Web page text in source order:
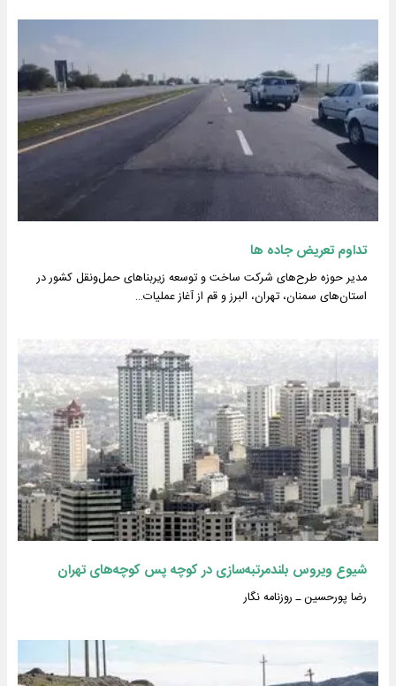
تداوم تعریض جاده ها
مدیر حوزه طرح‌های شرکت ساخت و توسعه زیربناهای حمل‌ونقل کشور در
استان‌های سمنان، تهران، البرز و قم از آغاز عملیات…
شیوع ویروس بلندمرتبه‌سازی در کوچه پس کوچه‌های تهران
رضا پورحسین ـ روزنامه نگار